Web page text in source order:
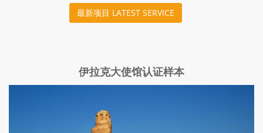
最新项目 LATEST SERVICE
伊拉克大使馆认证样本